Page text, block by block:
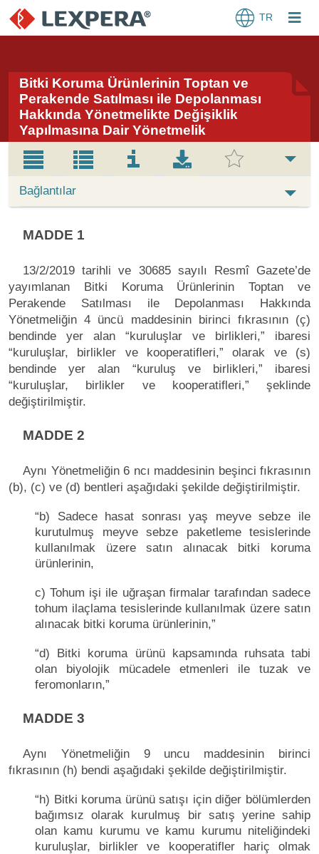
TR
Bitki Koruma Ürünlerinin Toptan ve
Perakende Satılması ile Depolanması
Hakkında Yönetmelikte Değişiklik
Yapılmasına Dair Yönetmelik
Bağlantılar
MADDE 1
13/2/2019 tarihli ve 30685 sayılı Resmî Gazete’de
yayımlanan Bitki Koruma Ürünlerinin Toptan ve
Perakende Satılması ile Depolanması Hakkında
Yönetmeliğin 4 üncü maddesinin birinci fıkrasının (ç)
bendinde yer alan “kuruluşlar ve birlikleri,” ibaresi
“kuruluşlar, birlikler ve kooperatifleri,” olarak ve (s)
bendinde yer alan “kuruluş ve birlikleri,” ibaresi
“kuruluşlar, birlikler ve kooperatifleri,” şeklinde
değiştirilmiştir.
MADDE 2
Aynı Yönetmeliğin 6 ncı maddesinin beşinci fıkrasının
(b), (c) ve (d) bentleri aşağıdaki şekilde değiştirilmiştir.
“b) Sadece hasat sonrası yaş meyve sebze ile
kurutulmuş meyve sebze paketleme tesislerinde
kullanılmak üzere satın alınacak bitki koruma
ürünlerinin,
c) Tohum işi ile uğraşan firmalar tarafından sadece
tohum ilaçlama tesislerinde kullanılmak üzere satın
alınacak bitki koruma ürünlerinin,”
“d) Bitki koruma ürünü kapsamında ruhsata tabi
olan biyolojik mücadele etmenleri ile tuzak ve
feromonların,”
MADDE 3
Aynı Yönetmeliğin 9 uncu maddesinin birinci
fıkrasının (h) bendi aşağıdaki şekilde değiştirilmiştir.
“h) Bitki koruma ürünü satışı için diğer bölümlerden
bağımsız olarak kurulmuş bir satış yerine sahip
olan kamu kurumu ve kamu kurumu niteliğindeki
kuruluşlar, birlikler ve kooperatifler hariç olmak